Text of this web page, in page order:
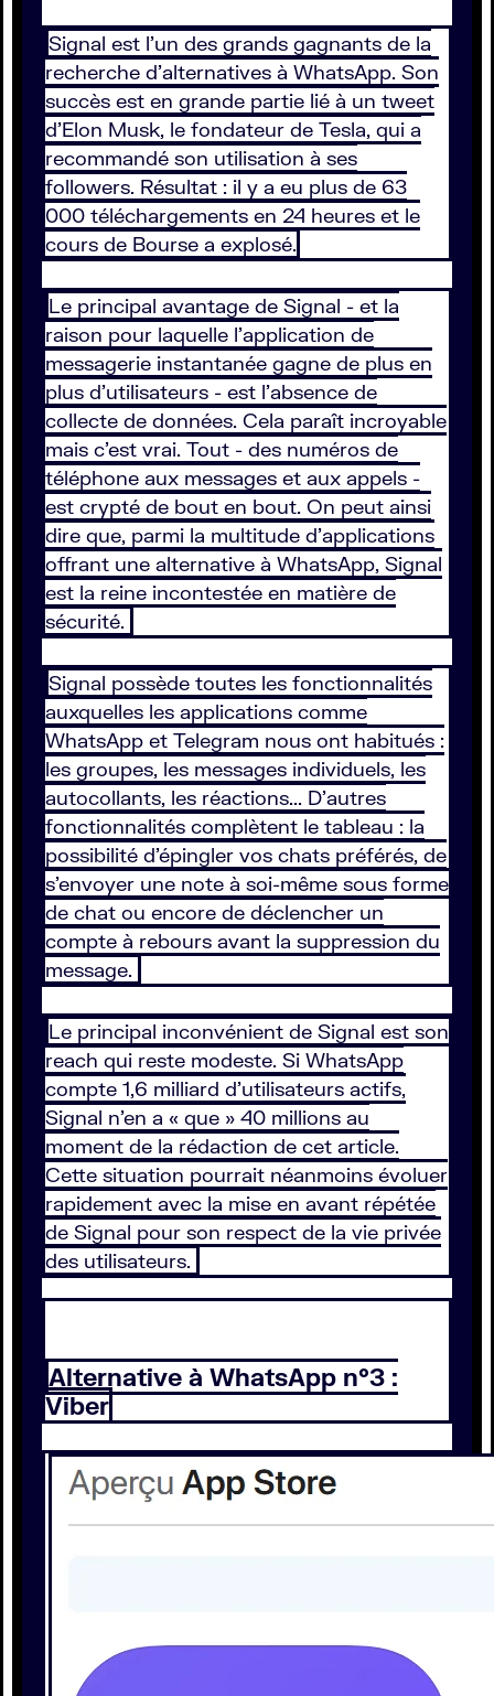
Signal est l’un des grands gagnants de la
recherche d’alternatives à WhatsApp. Son
succès est en grande partie lié à un tweet
d'Elon Musk, le fondateur de Tesla, qui a
recommandé son utilisation à ses
followers. Résultat : il y a eu plus de 63
000 téléchargements en 24 heures et le
cours de Bourse a explosé.
Le principal avantage de Signal - et la
raison pour laquelle l’application de
messagerie instantanée gagne de plus en
plus d'utilisateurs - est l’absence de
collecte de données. Cela paraît incroyable
mais c’est vrai. Tout - des numéros de
téléphone aux messages et aux appels -
est crypté de bout en bout. On peut ainsi
dire que, parmi la multitude d’applications
offrant une alternative à WhatsApp, Signal
est la reine incontestée en matière de
sécurité.
Signal possède toutes les fonctionnalités
auxquelles les applications comme
WhatsApp et Telegram nous ont habitués :
les groupes, les messages individuels, les
autocollants, les réactions... D’autres
fonctionnalités complètent le tableau : la
possibilité d'épingler vos chats préférés, de
s’envoyer une note à soi-même sous forme
de chat ou encore de déclencher un
compte à rebours avant la suppression du
message.
Le principal inconvénient de Signal est son
reach qui reste modeste. Si WhatsApp
compte 1,6 milliard d'utilisateurs actifs,
Signal n’en a « que » 40 millions au
moment de la rédaction de cet article.
Cette situation pourrait néanmoins évoluer
rapidement avec la mise en avant répétée
de Signal pour son respect de la vie privée
des utilisateurs.
Alternative à WhatsApp n°3 :
Viber